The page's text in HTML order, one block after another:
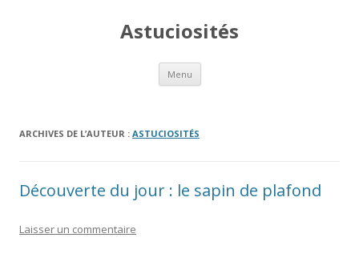
Astuciosités
Menu Aller
contenu
ARCHIVES DE L’AUTEUR : ASTUCIOSITÉS
Découverte du jour : le sapin de plafond
Laisser un commentaire